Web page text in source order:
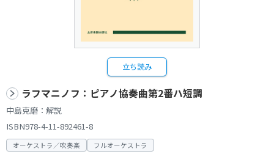
立ち読み
ラフマニノフ：ピアノ協奏曲第2番ハ短調
中島克磨：解説
ISBN978-4-11-892461-8
オーケストラ／吹奏楽 フルオーケストラ